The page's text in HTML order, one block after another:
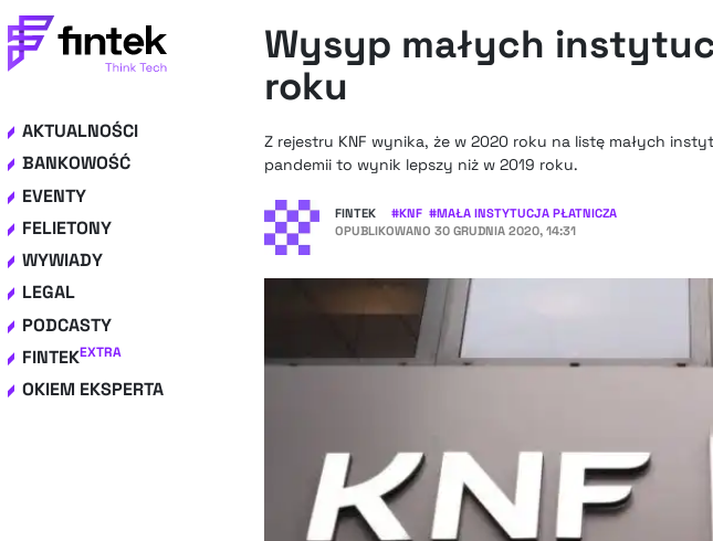
AKTUALNOŚCI
BANKOWOŚĆ
EVENTY
FELIETONY
WYWIADY
LEGAL
PODCASTY
FINTEKEXTRA
OKIEM EKSPERTA
Wysyp małych
roku
Z rejestru KNF wynika, że w 2020 roku na listę małych
pandemii to wynik lepszy niż w 2019 roku.
FINTEK #KNF #MAŁA INSTYTUCJA PŁATNICZA
OPUBLIKOWANO 30 GRUDNIA 2020, 14:31